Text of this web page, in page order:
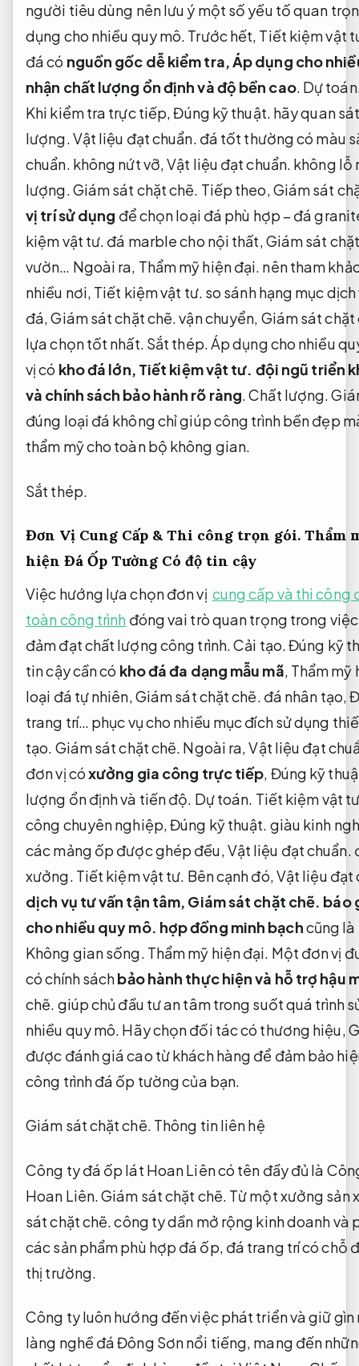
người tiêu dùng nên lưu ý một số yếu tố quan
dụng cho nhiều quy mô. Trước hết, Tiết kiệm vật
đá có nguồn gốc dễ kiểm tra,Áp dụng cho
nhận chất lượng ổn định và độ bền cao. Dự
Khi kiểm tra trực tiếp,Đúng kỹ thuật. hãy quan
lượng.Vật liệu đạt chuẩn. đá tốt thường có màu
chuẩn. không nứt vỡ,Vật liệu đạt chuẩn. không lỗ
lượng.Giám sát chặt chẽ. Tiếp theo,Giám sát
vị trí sử dụng để chọn loại đá phù hợp – đá
kiệm vật tư. đá marble cho nội thất,Giám sát
vườn… Ngoài ra, Thẩm mỹ hiện đại. nên tham
nhiều nơi, Tiết kiệm vật tư. so sánh hạng mục
đá,Giám sát chặt chẽ.vận chuyển, Giám sát chặt
lựa chọn tốt nhất. Sắt thép.Áp dụng cho nhiều
vị có kho đá lớn, Tiết kiệm vật tư. đội ngũ triển
và chính sách bảo hành rõ ràng.Chất lượng.
đúng loại đá không chỉ giúp công trình bền đẹp
thẩm mỹ cho toàn bộ không gian.
Sắt thép.
Đơn Vị Cung Cấp & Thi công trọn gói. Thẩm
hiện Đá Ốp Tường Có độ tin cậy
Việc hướng lựa chọn đơn vị cung cấp và thi công
toàn công trình đóng vai trò quan trọng trong
đảm đạt chất lượng công trình.Cải tạo.Đúng kỹ
tin cậy cần có kho đá đa dạng mẫu mã, Thẩm mỹ
loại đá tự nhiên,Giám sát chặt chẽ. đá nhân tạo,
trang trí… phục vụ cho nhiều mục đích sử dụng
tạo. Giám sát chặt chẽ. Ngoài ra,Vật liệu đạt
đơn vị cóxưởng gia công trực tiếp, Đúng kỹ
lượng ổn định và tiến độ. Dự toán. Tiết kiệm vật
công chuyên nghiệp,Đúng kỹ thuật. giàu kinh
các mảng ốp được ghép đều,Vật liệu đạt chuẩn.
xưởng. Tiết kiệm vật tư. Bên cạnh đó,Vật liệu đạt
dịch vụ tư vấn tận tâm, Giám sát chặt chẽ. báo
cho nhiều quy mô. hợp đồng minh bạchcũng là
Không gian sống. Thẩm mỹ hiện đại. Một đơn vị
có chính sáchbảo hành thực hiện và hỗ trợ hậu
chẽ. giúp chủ đầu tư an tâm trong suốt quá trình
nhiều quy mô. Hãy chọn đối tác có thương hiệu,
được đánh giá cao từ khách hàng để đảm bảo
công trình đá ốp tường của bạn.
Giám sát chặt chẽ. Thông tin liên hệ
Công ty đá ốp lát Hoan Liên có tên đầy đủ là
Hoan Liên.Giám sát chặt chẽ. Từ một xưởng sản
sát chặt chẽ.công ty dần mở rộng kinh doanh và
các sản phẩm phù hợp đá ốp, đá trang trí có chỗ
thị trường.
Công ty luôn hướng đến việc phát triển và giữ
làng nghề đá Đông Sơn nổi tiếng, mang đến